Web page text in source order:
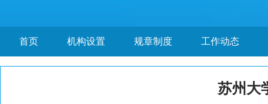
首页 机构设置 规章制度 工作动态
苏州大